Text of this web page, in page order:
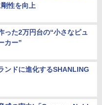
性を向上
った2万円台の“小さなピュ
カー”
ンドに進化するSHANLING